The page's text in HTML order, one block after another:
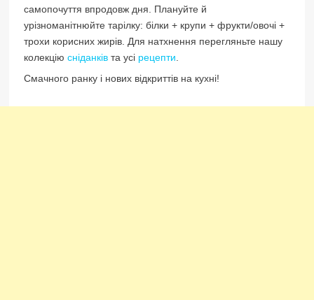
самопочуття впродовж дня. Плануйте й
урізноманітнюйте тарілку: білки + крупи + фрукти/овочі +
трохи корисних жирів. Для натхнення перегляньте нашу
колекціюсніданків та усі рецепти.
Смачного ранку і нових відкриттів на кухні!